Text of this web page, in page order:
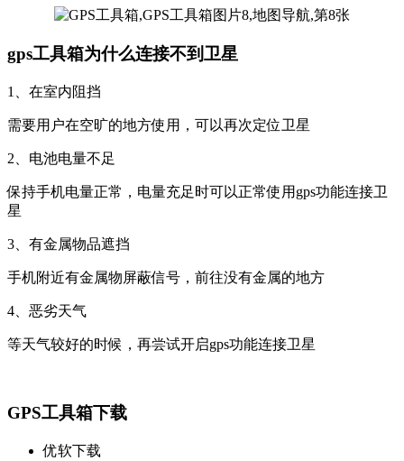
gps工具箱为什么连接不到卫星
1、在室内阻挡
需要用户在空旷的地方使用，可以再次定位卫星
2、电池电量不足
保持手机电量正常，电量充足时可以正常使用gps功能连接卫
星
3、有金属物品遮挡
手机附近有金属物屏蔽信号，前往没有金属的地方
4、恶劣天气
等天气较好的时候，再尝试开启gps功能连接卫星
GPS工具箱下载
优软下载